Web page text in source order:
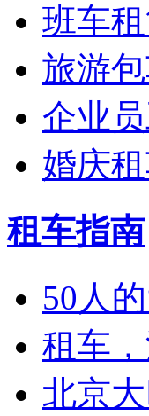
班车
旅游
企业
婚庆
租车指南
50人
租车
北京